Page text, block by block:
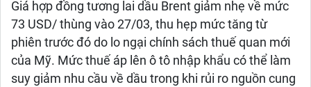
Giá hợp đồng tương lai dầu Brent giảm nhẹ về mức
73 USD/ thùng vào 27/03, thu hẹp mức tăng từ
phiên trước đó do lo ngại chính sách thuế quan mới
của Mỹ. Mức thuế áp lên ô tô nhập khẩu có thể làm
suy giảm nhu cầu về dầu trong khi rủi ro nguồn cung